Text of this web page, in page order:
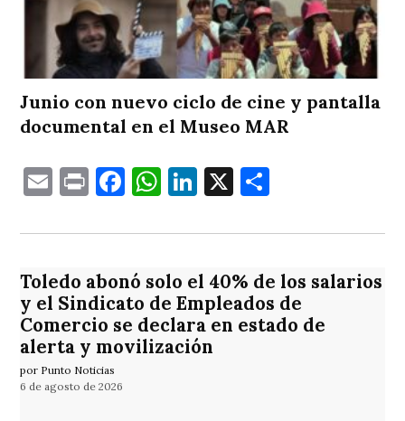
Junio con nuevo ciclo de cine y pantalla
documental en el Museo MAR
EmailPrintFacebook
WhatsApp
LinkedIn
X
Toledo abonó solo el 40% de los salarios
y el Sindicato de Empleados de
Comercio se declara en estado de
alerta y movilización
por Punto Noticias
6 de agosto de 2026